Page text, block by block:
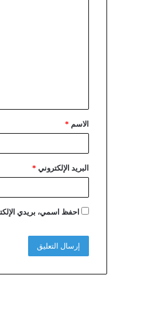
الاسم *
البريد الإلكتروني *
احفظ اسمي، بريدي